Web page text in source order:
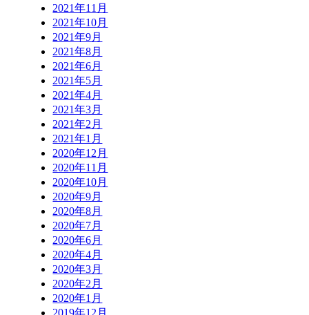
2021年11月
2021年10月
2021年9月
2021年8月
2021年6月
2021年5月
2021年4月
2021年3月
2021年2月
2021年1月
2020年12月
2020年11月
2020年10月
2020年9月
2020年8月
2020年7月
2020年6月
2020年4月
2020年3月
2020年2月
2020年1月
2019年12月